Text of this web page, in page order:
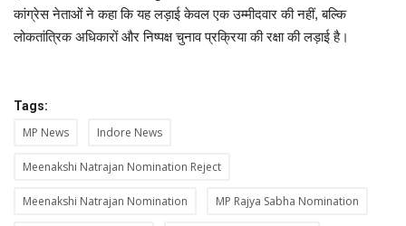
कांग्रेस नेताओं ने कहा कि यह लड़ाई केवल एक उम्मीदवार की नहीं, बल्कि
लोकतांत्रिक अधिकारों और निष्पक्ष चुनाव प्रक्रिया की रक्षा की लड़ाई है।
Tags:
MP News Indore News
Meenakshi Natrajan Nomination Reject
Meenakshi Natrajan Nomination MP Rajya Sabha Nomination